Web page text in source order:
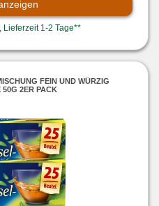
Lieferzeit 1-2 Tage**
FEIN UND WÜRZIG K
2ER PACK